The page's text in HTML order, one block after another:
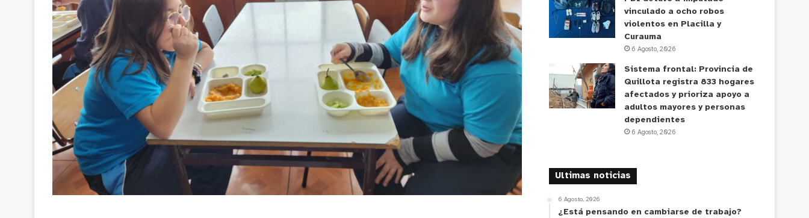
vinculado a ocho robos
violentos en Placilla y
Curauma
6 Agosto, 2026
Sistema frontal: Provincia de
Quillota registra 833 hogares
afectados y prioriza apoyo a
adultos mayores y personas
dependientes
6 Agosto, 2026
Ultimas noticias
6 Agosto, 2026
¿Está pensando en cambiarse de trabajo?